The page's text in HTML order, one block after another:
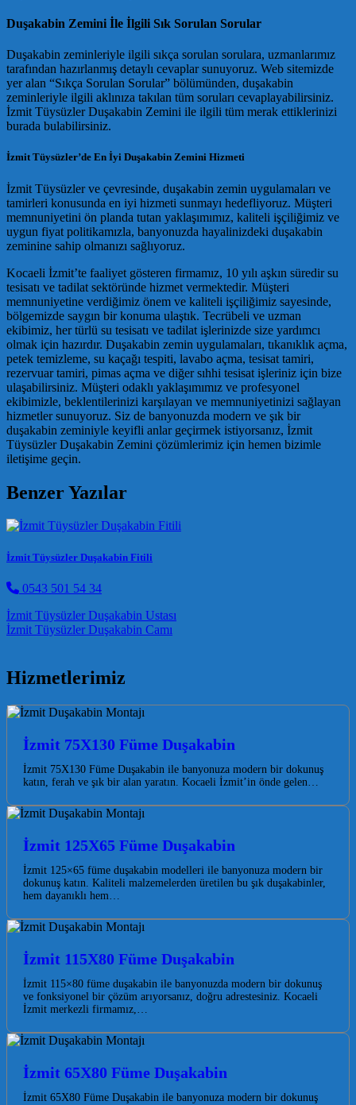
Duşakabin Zemini İle İlgili Sık Sorulan Sorular
Duşakabin zeminleriyle ilgili sıkça sorulan sorulara, uzmanlarımız
tarafından hazırlanmış detaylı cevaplar sunuyoruz. Web sitemizde
yer alan “Sıkça Sorulan Sorular” bölümünden, duşakabin
zeminleriyle ilgili aklınıza takılan tüm soruları cevaplayabilirsiniz.
İzmit Tüysüzler Duşakabin Zemini ile ilgili tüm merak ettiklerinizi
burada bulabilirsiniz.
İzmit Tüysüzler’de En İyi Duşakabin Zemini Hizmeti
İzmit Tüysüzler ve çevresinde, duşakabin zemin uygulamaları ve
tamirleri konusunda en iyi hizmeti sunmayı hedefliyoruz. Müşteri
memnuniyetini ön planda tutan yaklaşımımız, kaliteli işçiliğimiz ve
uygun fiyat politikamızla, banyonuzda hayalinizdeki duşakabin
zeminine sahip olmanızı sağlıyoruz.
Kocaeli İzmit’te faaliyet gösteren firmamız, 10 yılı aşkın süredir su
tesisatı ve tadilat sektöründe hizmet vermektedir. Müşteri
memnuniyetine verdiğimiz önem ve kaliteli işçiliğimiz sayesinde,
bölgemizde saygın bir konuma ulaştık. Tecrübeli ve uzman
ekibimiz, her türlü su tesisatı ve tadilat işlerinizde size yardımcı
olmak için hazırdır. Duşakabin zemin uygulamaları, tıkanıklık açma,
petek temizleme, su kaçağı tespiti, lavabo açma, tesisat tamiri,
rezervuar tamiri, pimas açma ve diğer sıhhi tesisat işleriniz için bize
ulaşabilirsiniz. Müşteri odaklı yaklaşımımız ve profesyonel
ekibimizle, beklentilerinizi karşılayan ve memnuniyetinizi sağlayan
hizmetler sunuyoruz. Siz de banyonuzda modern ve şık bir
duşakabin zeminiyle keyifli anlar geçirmek istiyorsanız, İzmit
Tüysüzler Duşakabin Zemini çözümlerimiz için hemen bizimle
iletişime geçin.
Benzer Yazılar
İzmit Tüysüzler Duşakabin Fitili
0543 501 54 34
Post navigation
İzmit Tüysüzler Duşakabin Ustası
İzmit Tüysüzler Duşakabin Camı
Hizmetlerimiz
İzmit 75X130 Füme Duşakabin
İzmit 75X130 Füme Duşakabin ile banyonuza modern bir dokunuş
katın, ferah ve şık bir alan yaratın. Kocaeli İzmit’in önde gelen…
İzmit 125X65 Füme Duşakabin
İzmit 125×65 füme duşakabin modelleri ile banyonuza modern bir
dokunuş katın. Kaliteli malzemelerden üretilen bu şık duşakabinler,
hem dayanıklı hem…
İzmit 115X80 Füme Duşakabin
İzmit 115×80 füme duşakabin ile banyonuzda modern bir dokunuş
ve fonksiyonel bir çözüm arıyorsanız, doğru adrestesiniz. Kocaeli
İzmit merkezli firmamız,…
İzmit 65X80 Füme Duşakabin
İzmit 65X80 Füme Duşakabin ile banyonuza modern bir dokunuş